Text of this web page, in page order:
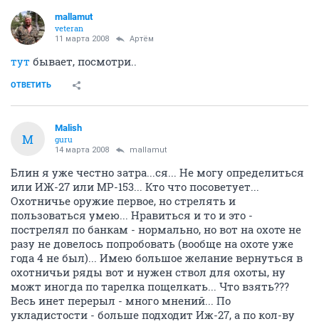
mallamut
veteran
11 марта 2008 Артём
тут бывает, посмотри..
ОТВЕТИТЬ
M
Malish
guru
14 марта 2008 mallamut
Блин я уже честно затра...ся... Не могу определиться
или ИЖ-27 или МР-153... Кто что посоветует...
Охотничье оружие первое, но стрелять и
пользоваться умею... Нравиться и то и это -
пострелял по банкам - нормально, но вот на охоте не
разу не довелось попробовать (вообще на охоте уже
года 4 не был)... Имею большое желание вернуться в
охотничьи ряды вот и нужен ствол для охоты, ну
можт иногда по тарелка пощелкать... Что взять???
Весь инет перерыл - много мнений... По
укладистости - больше подходит Иж-27, а по кол-ву